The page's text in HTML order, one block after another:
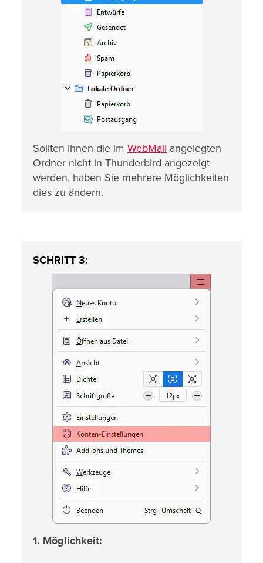
Sollten Ihnen die im WebMail angelegten
Ordner nicht in Thunderbird angezeigt
werden, haben Sie mehrere Möglichkeiten
dies zu ändern.
SCHRITT 3:
1. Möglichkeit: